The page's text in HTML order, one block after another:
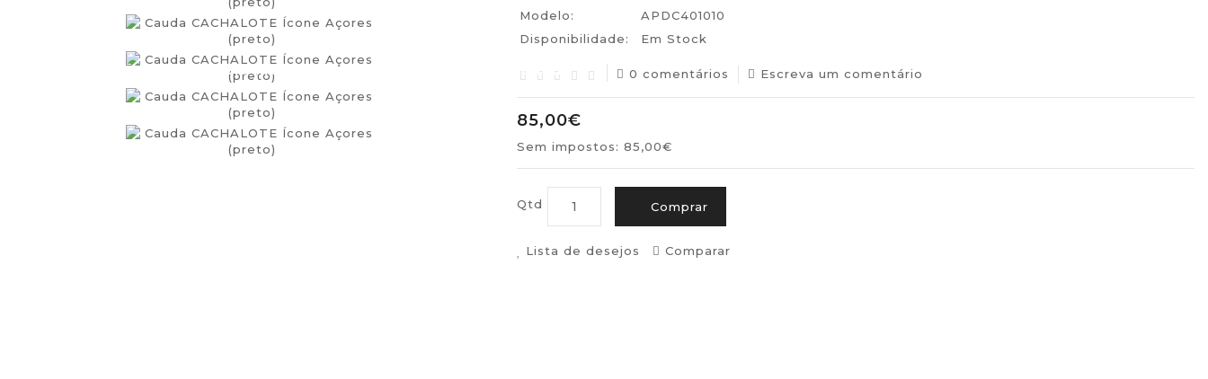
- Produções Artesanais Tradicionais Portuguesas Certificadas
Modelo:
APDC401010
Disponibilidade:
Em Stock
0 comentários Escreva um comentário
85,00€
Sem impostos: 85,00€
Qtd Comprar
Lista de desejos Comparar